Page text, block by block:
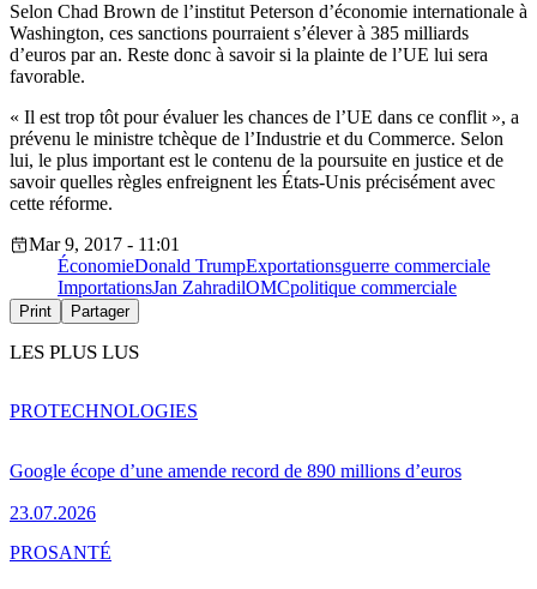
Selon Chad Brown de l’institut Peterson d’économie internationale à
Washington, ces sanctions pourraient s’élever à 385 milliards
d’euros par an. Reste donc à savoir si la plainte de l’UE lui sera
favorable.
« Il est trop tôt pour évaluer les chances de l’UE dans ce conflit », a
prévenu le ministre tchèque de l’Industrie et du Commerce. Selon
lui, le plus important est le contenu de la poursuite en justice et de
savoir quelles règles enfreignent les États-Unis précisément avec
cette réforme.
Mar 9, 2017 - 11:01
ÉconomieDonald TrumpExportationsguerre commerciale
ImportationsJan ZahradilOMCpolitique commerciale
Print Partager
LES PLUS LUS
Google écope d’une amende record de 890 millions d’euros
23.07.2026
PROTECHNOLOGIES
PROSANTÉ